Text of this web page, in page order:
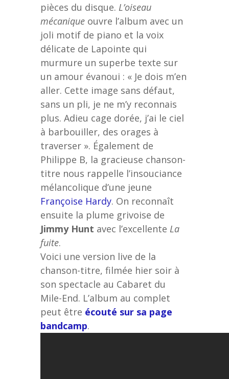
pièces du disque. L’oiseau
mécanique ouvre l’album avec un
joli motif de piano et la voix
délicate de Lapointe qui
murmure un superbe texte sur
un amour évanoui : « Je dois m’en
aller. Cette image sans défaut,
sans un pli, je ne m’y reconnais
plus. Adieu cage dorée, j’ai le ciel
à barbouiller, des orages à
traverser ». Également de
Philippe B, la gracieuse chanson-
titre nous rappelle l’insouciance
mélancolique d’une jeune
Françoise Hardy. On reconnaît
ensuite la plume grivoise de
Jimmy Hunt avec l’excellente La
fuite.
Voici une version live de la
chanson-titre, filmée hier soir à
son spectacle au Cabaret du
Mile-End. L’album au complet
peut être écouté sur sa page
bandcamp.